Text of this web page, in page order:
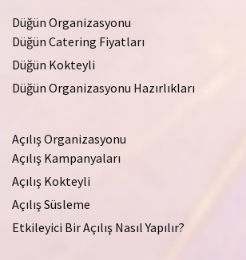
Düğün Organizasyonu
Düğün Catering Fiyatları
Düğün Kokteyli
Düğün Organizasyonu Hazırlıkları
Açılış Organizasyonu
Açılış Kampanyaları
Açılış Kokteyli
Açılış Süsleme
Etkileyici Bir Açılış Nasıl Yapılır?